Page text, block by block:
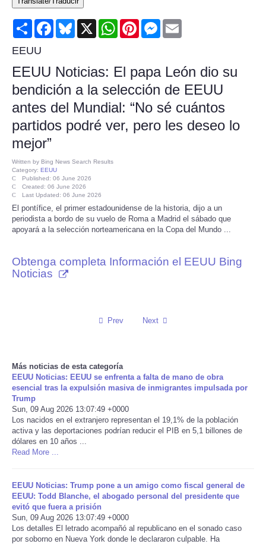
Consumer
Consumer Affairs Recalls
Food & Drug Recalls
Product Safety News
Entertainment
Health
Pets
Politics
Press Releases
Sports
Technology
Travel
World
NOTICIAS
Share FacebookBluesky
X WhatsAppPinterestMessenger
EEUU
EEUU Noticias: El papa León dio su
bendición a la selección de EEUU
antes del Mundial: “No sé cuántos
partidos podré ver, pero les deseo lo
mejor”
Written by Bing News Search Results
Category: EEUU
Published: 06 June 2026
Created: 06 June 2026
Last Updated: 06 June 2026
El pontífice, el primer estadounidense de la historia, dijo a un
periodista a bordo de su vuelo de Roma a Madrid el sábado que
apoyará a la selección norteamericana en la Copa del Mundo ...
Obtenga completa Información el EEUU Bing
Noticias
Prev Next
Más noticias de esta categoría
EEUU Noticias: EEUU se enfrenta a falta de mano de obra
esencial tras la expulsión masiva de inmigrantes impulsada por
Trump
Sun, 09 Aug 2026 13:07:49 +0000
Los nacidos en el extranjero representan el 19,1% de la población
activa y las deportaciones podrían reducir el PIB en 5,1 billones de
dólares en 10 años ...
Read More ...
EEUU Noticias: Trump pone a un amigo como fiscal general de
EEUU: Todd Blanche, el abogado personal del presidente que
evitó que fuera a prisión
Sun, 09 Aug 2026 13:07:49 +0000
Los detalles El letrado acompañó al republicano en el sonado caso
por soborno en Nueva York donde le declararon culpable. Ha